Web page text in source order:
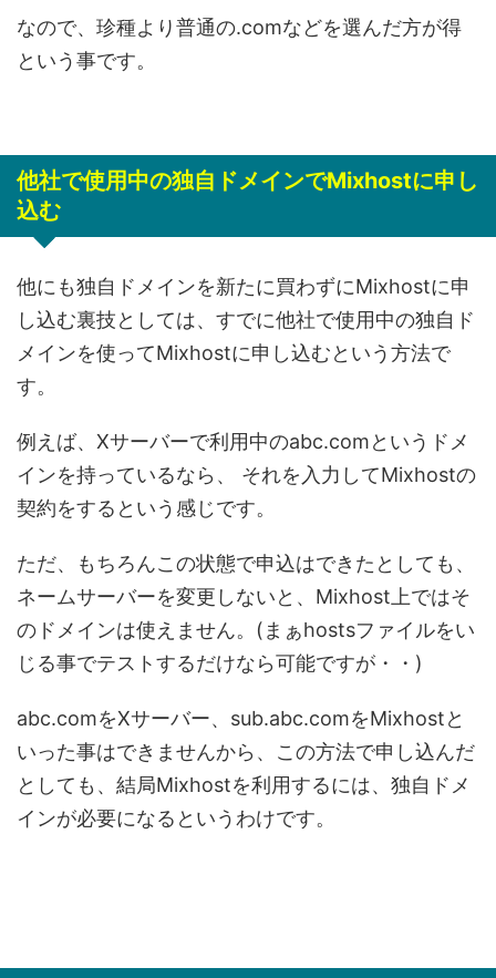
なので、珍種より普通の.comなどを選んだ方が得
という事です。
他社で使用中の独自ドメインでMixhostに申し
込む
他にも独自ドメインを新たに買わずにMixhostに申
し込む裏技としては、すでに他社で使用中の独自ド
メインを使ってMixhostに申し込むという方法で
す。
例えば、Xサーバーで利用中のabc.comというドメ
インを持っているなら、
それを入力してMixhostの
契約をするという感じです。
ただ、もちろんこの状態で申込はできたとしても、
ネームサーバーを変更しないと、Mixhost上ではそ
のドメインは使えません。(まぁhostsファイルをい
じる事でテストするだけなら可能ですが・・)
abc.comをXサーバー、sub.abc.comをMixhostと
いった事はできませんから、この方法で申し込んだ
としても、結局Mixhostを利用するには、独自ドメ
インが必要になるというわけです。